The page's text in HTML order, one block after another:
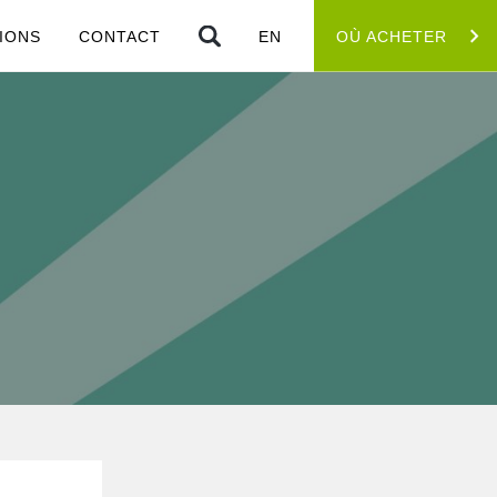
CONTACT EN OÙ ACHETER